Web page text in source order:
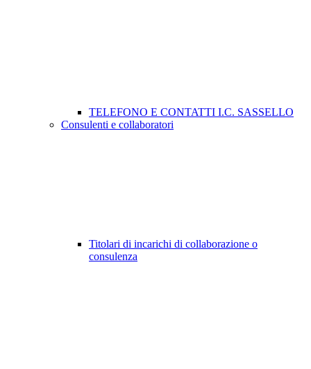
TELEFONO E CONTATTI I.C. SASSELLO
Consulenti e collaboratori
Titolari di incarichi di collaborazione o
consulenza